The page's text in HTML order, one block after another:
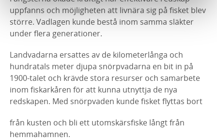
uppfanns och möjligheten att livnära sig på fisket blev
större. Vadlagen kunde bestå inom samma släkter
under flera generationer.
Landvadarna ersattes av de kilometerlånga och
hundratals meter djupa snörpvadarna en bit in på
1900-talet och krävde stora resurser och samarbete
inom fiskarkåren för att kunna utnyttja de nya
redskapen. Med snörpvaden kunde fisket flyttas bort
från kusten och bli ett utomskärsfiske långt från
hemmahamnen.